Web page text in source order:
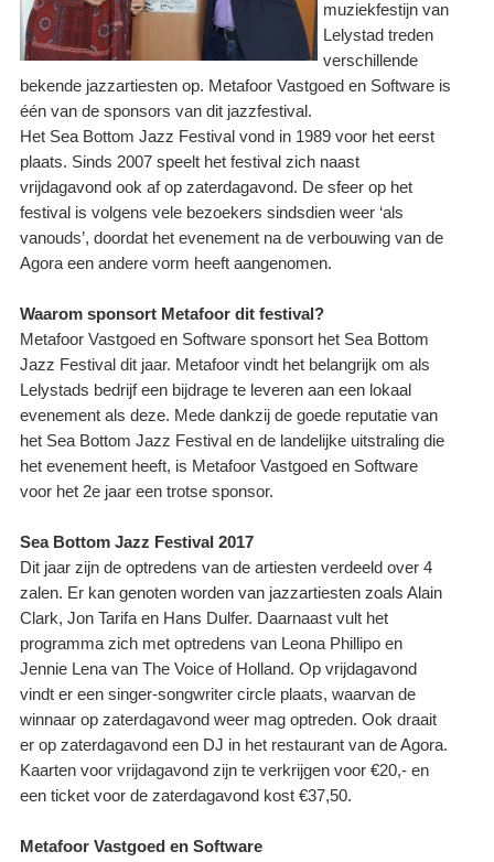
muziekfestijn van
Lelystad treden
verschillende
bekende jazzartiesten op. Metafoor Vastgoed en Software is
één van de sponsors van dit jazzfestival.
Het Sea Bottom Jazz Festival vond in 1989 voor het eerst
plaats. Sinds 2007 speelt het festival zich naast
vrijdagavond ook af op zaterdagavond. De sfeer op het
festival is volgens vele bezoekers sindsdien weer ‘als
vanouds’, doordat het evenement na de verbouwing van de
Agora een andere vorm heeft aangenomen.
Waarom sponsort Metafoor dit festival?
Metafoor Vastgoed en Software sponsort het Sea Bottom
Jazz Festival dit jaar. Metafoor vindt het belangrijk om als
Lelystads bedrijf een bijdrage te leveren aan een lokaal
evenement als deze. Mede dankzij de goede reputatie van
het Sea Bottom Jazz Festival en de landelijke uitstraling die
het evenement heeft, is Metafoor Vastgoed en Software
voor het 2e jaar een trotse sponsor.
Sea Bottom Jazz Festival 2017
Dit jaar zijn de optredens van de artiesten verdeeld over 4
zalen. Er kan genoten worden van jazzartiesten zoals Alain
Clark, Jon Tarifa en Hans Dulfer. Daarnaast vult het
programma zich met optredens van Leona Phillipo en
Jennie Lena van The Voice of Holland. Op vrijdagavond
vindt er een singer-songwriter circle plaats, waarvan de
winnaar op zaterdagavond weer mag optreden. Ook draait
er op zaterdagavond een DJ in het restaurant van de Agora.
Kaarten voor vrijdagavond zijn te verkrijgen voor €20,- en
een ticket voor de zaterdagavond kost €37,50.
Metafoor Vastgoed en Software